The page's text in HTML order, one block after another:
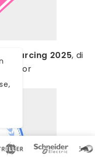
2025, di